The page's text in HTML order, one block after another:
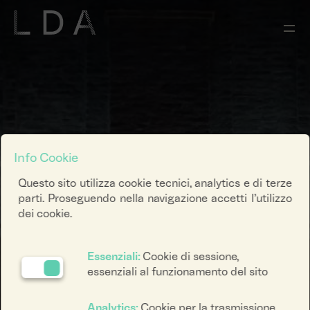
Info Cookie
Questo sito utilizza cookie tecnici, analytics e di terze
parti. Proseguendo nella navigazione accetti l’utilizzo
dei cookie.
Essenziali:Cookie di sessione,
essenziali al funzionamento del sito